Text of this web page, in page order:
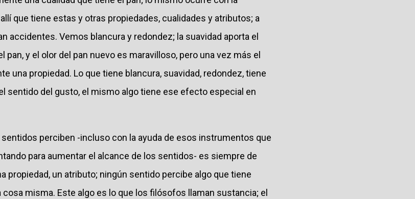
que tiene estas y otras propiedades, cualidades y atributos; a
accidentes. Vemos blancura y redondez; la suavidad aporta el
y el olor del pan nuevo es maravilloso, pero una vez más el
una propiedad. Lo que tiene blancura, suavidad, redondez, tiene
sentido del gusto, el mismo algo tiene ese efecto especial en
sentidos perciben -incluso con la ayuda de esos instrumentos que
para aumentar el alcance de los sentidos- es siempre de
propiedad, un atributo; ningún sentido percibe algo que tiene
misma. Este algo es lo que los filósofos llaman sustancia; el